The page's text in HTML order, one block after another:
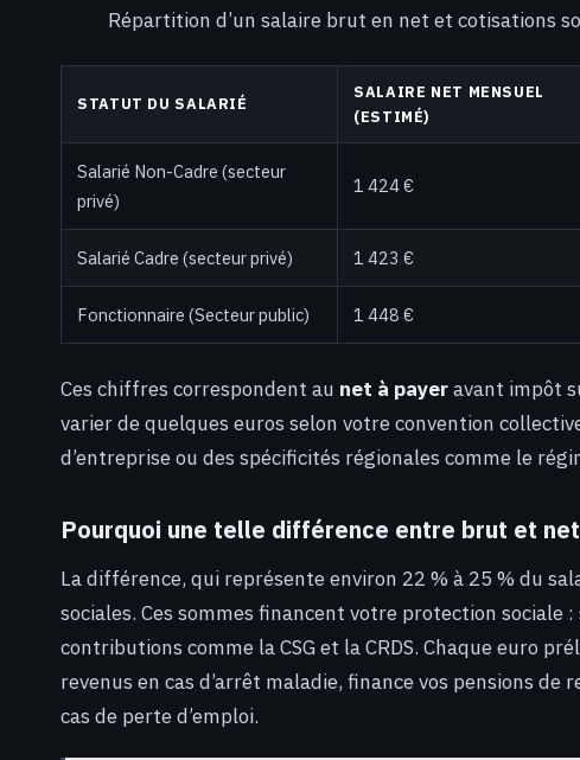
Répartition d’un salaire brut en net et cotisations
STATUT DU SALARIÉ
SALAIRE NET MENSUEL
(ESTIMÉ)
Salarié Non-Cadre (secteur
privé)
1 424 €
Salarié Cadre (secteur privé) 1 423 €
Fonctionnaire (Secteur public) 1 448 €
Ces chiffres correspondent au net à payeravant impôt
varier de quelques euros selon votre convention
d’entreprise ou des spécificités régionales comme le
Pourquoi une telle différence entre brut et
La différence, qui représente environ 22 % à 25 % du
sociales. Ces sommes financent votre protection sociale
contributions comme la CSG et la CRDS. Chaque euro
revenus en cas d’arrêt maladie, finance vos pensions
cas de perte d’emploi.